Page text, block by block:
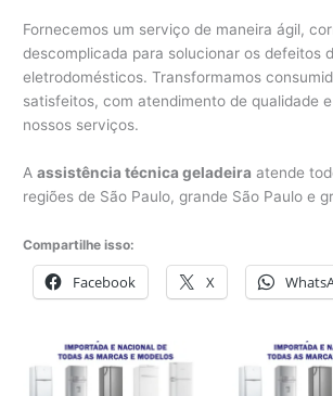
Fornecemos um serviço de maneira ágil,
descomplicada para solucionar os defeitos
eletrodomésticos. Transformamos
satisfeitos, com atendimento de qualidade
nossos serviços.
Aassistência técnica geladeira atende
regiões de São Paulo, grande São Paulo e
Compartilhe isso:
Facebook X